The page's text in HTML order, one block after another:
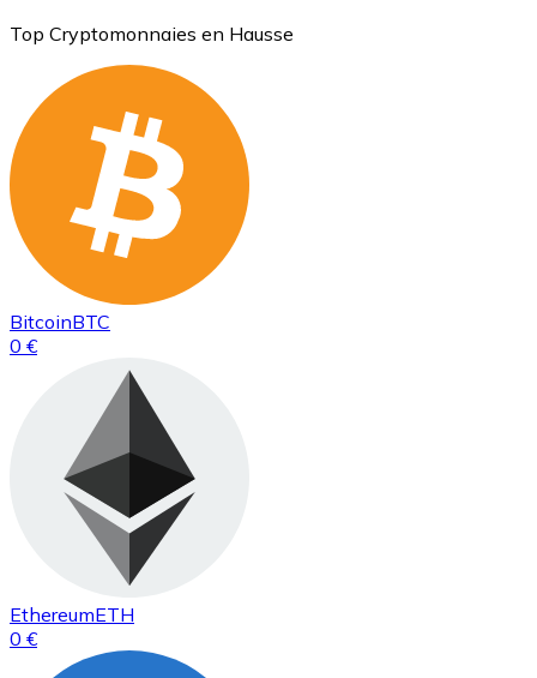
Top Cryptomonnaies en Hausse
BitcoinBTC
0 €
EthereumETH
0 €